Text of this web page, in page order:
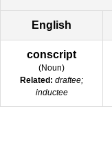
English
conscript
(Noun)
Related: draftee;
inductee